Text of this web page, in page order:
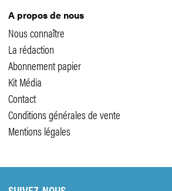
A propos de nous
Nous connaître
La rédaction
Abonnement papier
Kit Média
Contact
Conditions générales de vente
Mentions légales